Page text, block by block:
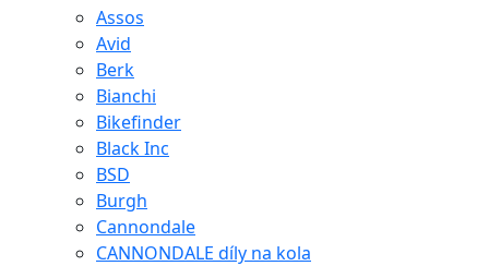
Assos
Avid
Berk
Bianchi
Bikefinder
Black Inc
BSD
Burgh
Cannondale
CANNONDALE díly na kola